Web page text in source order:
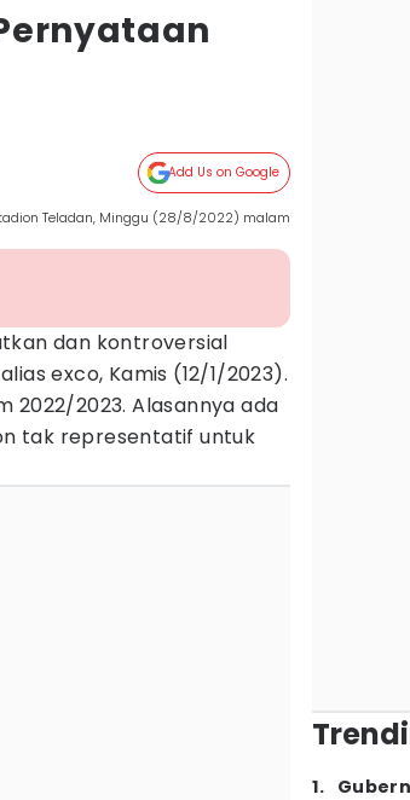
Add Us on Google
Teladan, Minggu (28/8/2022) malam
dan kontroversial
exco, Kamis (12/1/2023).
2022/2023. Alasannya ada
tak representatif untuk
1.